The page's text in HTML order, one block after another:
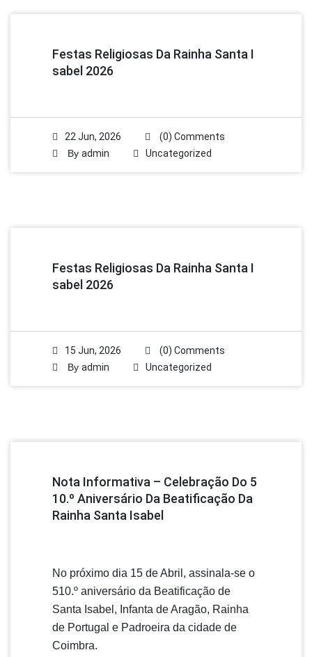
Festas Religiosas Da Rainha Santa I
Sabel 2026
22 Jun, 2026
(0) Comments
By admin Uncategorized
Festas Religiosas Da Rainha Santa I
Sabel 2026
15 Jun, 2026
(0) Comments
By admin Uncategorized
Nota Informativa – Celebração Do 5
10.º Aniversário Da Beatificação Da
Rainha Santa Isabel
No próximo dia 15 de Abril, assinala-se o
510.º aniversário da Beatificação de
Santa Isabel, Infanta de Aragão, Rainha
de Portugal e Padroeira da cidade de
Coimbra.